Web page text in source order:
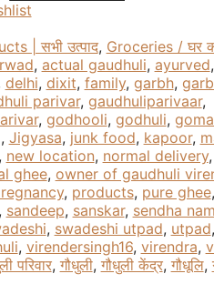
| सभी उत्पाद, Groceries / घर
, actual gaudhuli, ayurved,
delhi, dixit, family, garbh,
parivar, gaudhuliparivaar,
, godhooli, godhuli,
, Jigyasa, junk food, kapoor,
new location, normal delivery,
ghee, owner of gaudhuli
, products, pure ghee,
, sandeep, sanskar, sendha
, swadeshi utpad, utpad,
, virendersingh16, virendra,
परिवार, गौधुली, गौधुली केंद्र, गौधूलि,